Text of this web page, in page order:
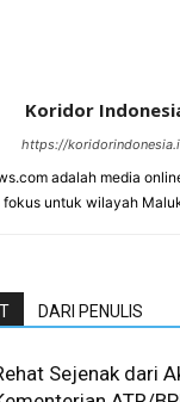
Koridor
https://
adalah media
fokus untuk wilayah
DARI PENULIS
Sejenak dari